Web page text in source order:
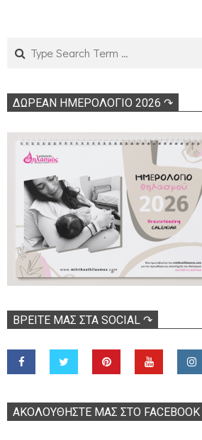
Search
ΔΩΡΕΑΝ ΗΜΕΡΟΛΟΓΙΟ 2026 ↷
ΒΡΕΊΤΕ ΜΑΣ ΣΤΑ SOCIAL ↷
ΑΚΟΛOΥΘΉΣΤΕ ΜΑΣ ΣΤΟ